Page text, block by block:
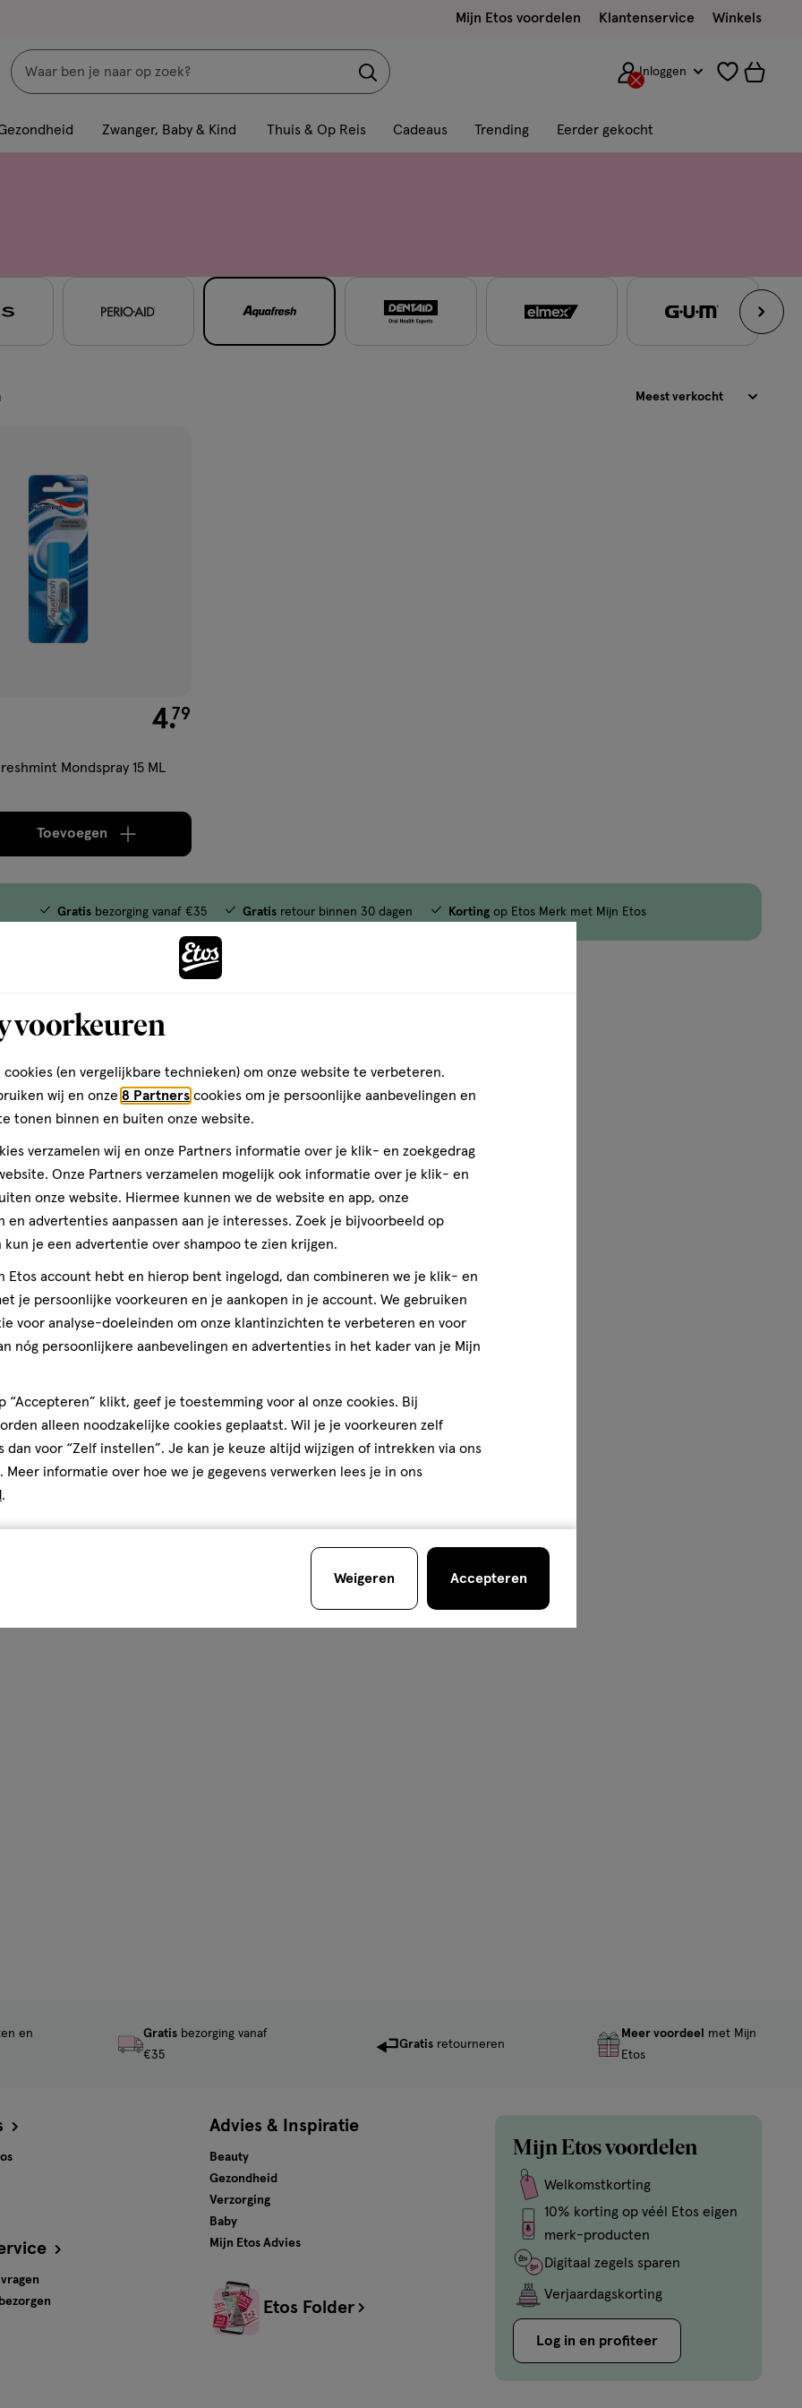
Mijn Etos voordelen Klantenservice Winkels
Zoeken
met
dit
geavanceerde
zoekopties
Inloggen
Zwanger, Baby & Kind Thuis & Op Reis Cadeaus Trending Eerder gekocht
€ 4.79
4.79
Mondspray 15 ML
Toevoegenverhoog aantal met één
Gratis bezorging vanaf €35 Gratis retour binnen 30 dagen Korting op Etos Merk met Mijn Etos
en
Gratisbezorging vanaf
€35
Gratis retourneren
Meer voordeel
met Mijn
Etos
Advies & Inspiratie
Beauty
Gezondheid
Verzorging
Baby
Mijn Etos Advies
Etos Folder
Mijn Etos voordelen
Welkomstkorting
10% korting op véél Etos eigen
merk-producten
Digitaal zegels sparen
Verjaardagskorting
Log in en profiteer
voorkeuren
cookies (en vergelijkbare technieken) om onze website te verbeteren.
wij en onze 8 Partners cookies om je persoonlijke aanbevelingen en
tonen binnen en buiten onze website.
verzamelen wij en onze Partners informatie over je klik- en zoekgedrag
Onze Partners verzamelen mogelijk ook informatie over je klik- en
onze website. Hiermee kunnen we de website en app, onze
en advertenties aanpassen aan je interesses. Zoek je bijvoorbeeld op
kun je een advertentie over shampoo te zien krijgen.
Etos account hebt en hierop bent ingelogd, dan combineren we je klik- en
je persoonlijke voorkeuren en je aankopen in je account. We gebruiken
voor analyse-doeleinden om onze klantinzichten te verbeteren en voor
nóg persoonlijkere aanbevelingen en advertenties in het kader van je Mijn
“Accepteren” klikt, geef je toestemming voor al onze cookies. Bij
alleen noodzakelijke cookies geplaatst. Wil je je voorkeuren zelf
dan voor “Zelf instellen”. Je kan je keuze altijd wijzigen of intrekken via ons
. Meer informatie over hoe we je gegevens verwerken lees je in ons
.
Weigeren Accepteren